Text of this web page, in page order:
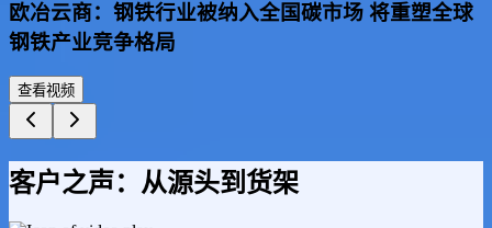
欧冶云商：钢铁行业被纳入全国碳市场 将重塑全球
钢铁产业竞争格局
查看视频
客户之声：从源头到货架